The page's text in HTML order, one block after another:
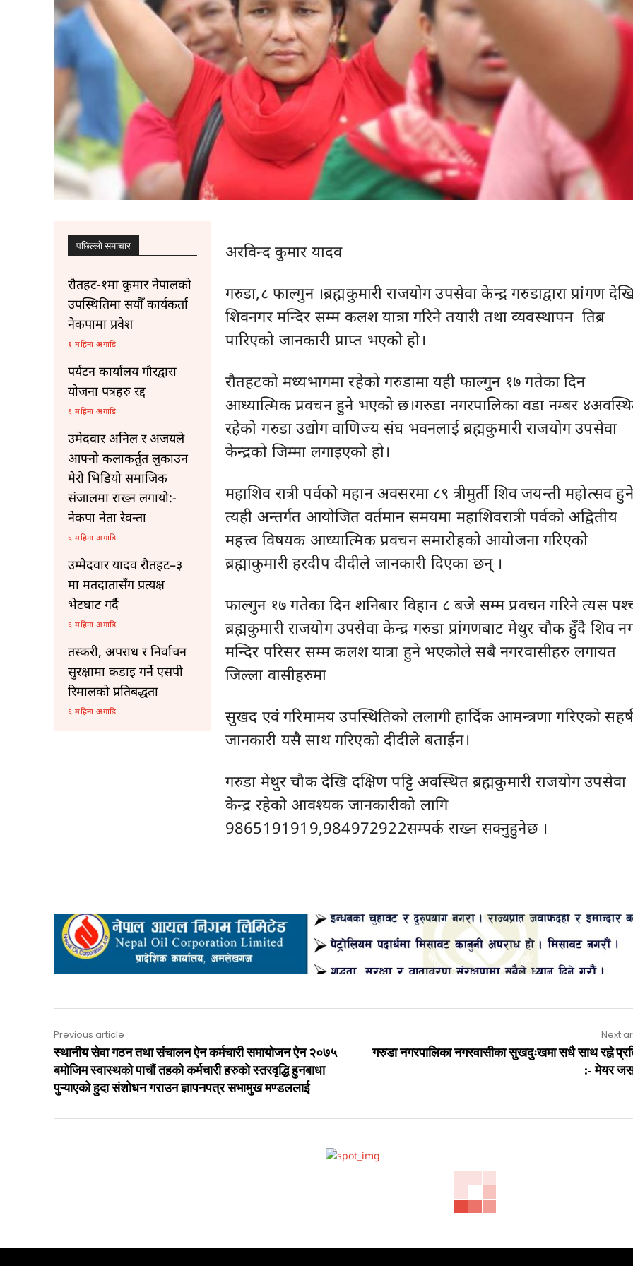
पछिल्लाे समाचार
रौतहट-१मा कुमार नेपालको
उपस्थितिमा सयौँ कार्यकर्ता
नेकपामा प्रवेश
६ महिना अगाडि
पर्यटन कार्यालय गौरद्वारा
योजना पत्रहरु रद्द
६ महिना अगाडि
उमेदवार अनिल र अजयले
आफ्नो कलाकर्तुत लुकाउन
मेरो भिडियो समाजिक
संजालमा राख्न लगायो:-
नेकपा नेता रेवन्ता
६ महिना अगाडि
उम्मेदवार यादव रौतहट–३
मा मतदातासँग प्रत्यक्ष
भेटघाट गर्दै
६ महिना अगाडि
तस्करी, अपराध र निर्वाचन
सुरक्षामा कडाइ गर्ने एसपी
रिमालको प्रतिबद्धता
६ महिना अगाडि
अरविन्द कुमार यादव
गरुडा,८ फाल्गुन ।ब्रह्मकुमारी राजयोग उपसेवा केन्द्र गरुडाद्वारा प्रांगण
शिवनगर मन्दिर सम्म कलश यात्रा गरिने तयारी तथा व्यवस्थापन तिब्र
पारिएको जानकारी प्राप्त भएको हो।
रौतहटको मध्यभागमा रहेको गरुडामा यही फाल्गुन १७ गतेका दिन
आध्यात्मिक प्रवचन हुने भएको छ।गरुडा नगरपालिका वडा नम्बर
रहेको गरुडा उद्योग वाणिज्य संघ भवनलाई ब्रह्मकुमारी राजयोग उपसेवा
केन्द्रको जिम्मा लगाइएको हो।
महाशिव रात्री पर्वको महान अवसरमा ८९ त्रीमुर्ती शिव जयन्ती महोत्सव
त्यही अन्तर्गत आयोजित वर्तमान समयमा महाशिवरात्री पर्वको अद्वितीय
महत्त्व विषयक आध्यात्मिक प्रवचन समारोहको आयोजना गरिएको
ब्रह्माकुमारी हरदीप दीदीले जानकारी दिएका छन् ।
फाल्गुन १७ गतेका दिन शनिबार विहान ८ बजे सम्म प्रवचन गरिने त्यस
ब्रह्मकुमारी राजयोग उपसेवा केन्द्र गरुडा प्रांगणबाट मेथुर चौक हुँदै शिव
मन्दिर परिसर सम्म कलश यात्रा हुने भएकोले सबै नगरवासीहरु लगायत
जिल्ला वासीहरुमा
सुखद एवं गरिमामय उपस्थितिको ललागी हार्दिक आमन्त्रणा गरिएको सहर्ष
जानकारी यसै साथ गरिएको दीदीले बताईन।
गरुडा मेथुर चौक देखि दक्षिण पट्टि अवस्थित ब्रह्मकुमारी राजयोग उपसेवा
केन्द्र रहेको आवश्यक जानकारीको लागि
9865191919,984972922सम्पर्क राख्न सक्नुहुनेछ ।
Previous article
स्थानीय सेवा गठन तथा संचालन ऐन कर्मचारी समायोजन ऐन २०७५
बमोजिम स्वास्थको पाचौं तहको कर्मचारी हरुकाे स्तरवृद्धि हुनबाधा
पुऱ्याएको हुदा संशोधन गराउन ज्ञापनपत्र सभामुख मण्डललाई
Next
गरुडा नगरपालिका नगरवासीका सुखदुःखमा सधै साथ रह्ने
:- मेयर